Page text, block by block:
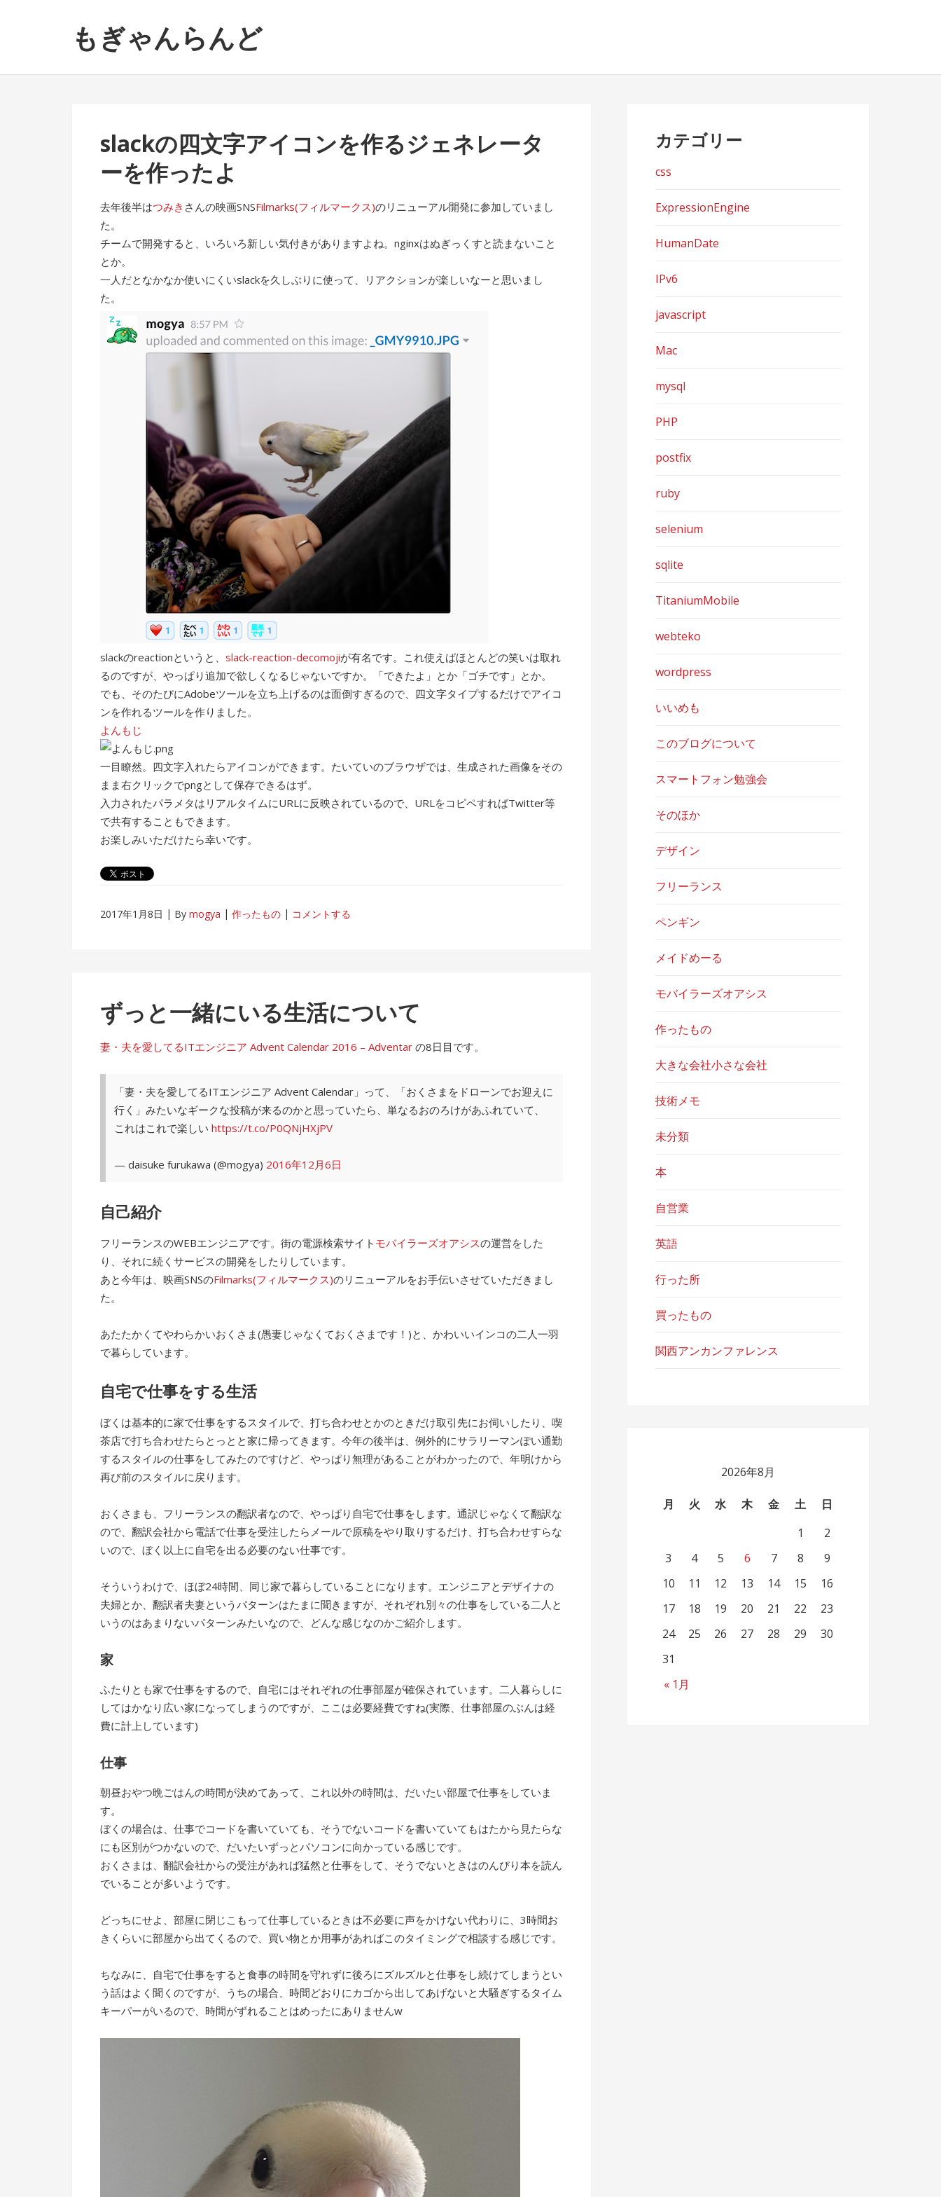
ビ
ゲ
ン
テ
もぎゃんらんど
slackの四文字アイコンを作るジェネレータ
ーを作ったよ
去年後半はつみき さんの映画SNSFilmarks(フィルマークス)のリニューアル開発に参加していまし
た。
チームで開発すると、いろいろ新しい気付きがありますよね。nginxはぬぎっくすと読まないこと
とか。
一人だとなかなか使いにくいslackを久しぶりに使って、リアクションが楽しいなーと思いまし
た。
slackのreactionというと、 slack-reaction-decomojiが有名です。これ使えばほとんどの笑いは取れ
るのですが、やっぱり追加で欲しくなるじゃないですか。「できたよ」とか「ゴチです」とか。
でも、そのたびにAdobeツールを立ち上げるのは面倒すぎるので、四文字タイプするだけでアイコ
ンを作れるツールを作りました。
よんもじ
一目瞭然。四文字入れたらアイコンができます。たいていのブラウザでは、生成された画像をその
まま右クリックでpngとして保存できるはず。
入力されたパラメタはリアルタイムにURLに反映されているので、URLをコピペすればTwitter等
で共有することもできます。
お楽しみいただけたら幸いです。
2017年1月8日 By mogya 作ったもの コメントする
ずっと一緒にいる生活について
妻・夫を愛してるITエンジニア Advent Calendar 2016 – Adventar の8日目です。
「妻・夫を愛してるITエンジニア Advent Calendar」って、「おくさまをドローンでお迎えに
行く」みたいなギークな投稿が来るのかと思っていたら、単なるおのろけがあふれていて、
これはこれで楽しい https://t.co/P0QNjHXjPV
— daisuke furukawa (@mogya) 2016年12月6日
自己紹介
フリーランスのWEBエンジニアです。街の電源検索サイト モバイラーズオアシスの運営をした
り、それに続くサービスの開発をしたりしています。
あと今年は、映画SNSのFilmarks(フィルマークス)のリニューアルをお手伝いさせていただきまし
た。
あたたかくてやわらかいおくさま(愚妻じゃなくておくさまです！)と、かわいいインコの二人一羽
で暮らしています。
自宅で仕事をする生活
ぼくは基本的に家で仕事をするスタイルで、打ち合わせとかのときだけ取引先にお伺いしたり、喫
茶店で打ち合わせたらとっとと家に帰ってきます。今年の後半は、例外的にサラリーマンぽい通勤
するスタイルの仕事をしてみたのですけど、やっぱり無理があることがわかったので、年明けから
再び前のスタイルに戻ります。
おくさまも、フリーランスの翻訳者なので、やっぱり自宅で仕事をします。通訳じゃなくて翻訳な
ので、翻訳会社から電話で仕事を受注したらメールで原稿をやり取りするだけ、打ち合わせすらな
いので、ぼく以上に自宅を出る必要のない仕事です。
そういうわけで、ほぼ24時間、同じ家で暮らしていることになります。エンジニアとデザイナの
夫婦とか、翻訳者夫妻というパターンはたまに聞きますが、それぞれ別々の仕事をしている二人と
いうのはあまりないパターンみたいなので、どんな感じなのかご紹介します。
家
ふたりとも家で仕事をするので、自宅にはそれぞれの仕事部屋が確保されています。二人暮らしに
してはかなり広い家になってしまうのですが、ここは必要経費ですね(実際、仕事部屋のぶんは経
費に計上しています)
仕事
朝昼おやつ晩ごはんの時間が決めてあって、これ以外の時間は、だいたい部屋で仕事をしていま
す。
ぼくの場合は、仕事でコードを書いていても、そうでないコードを書いていてもはたから見たらな
にも区別がつかないので、だいたいずっとパソコンに向かっている感じです。
おくさまは、翻訳会社からの受注があれば猛然と仕事をして、そうでないときはのんびり本を読ん
でいることが多いようです。
どっちにせよ、部屋に閉じこもって仕事しているときは不必要に声をかけない代わりに、3時間お
きくらいに部屋から出てくるので、買い物とか用事があればこのタイミングで相談する感じです。
ちなみに、自宅で仕事をすると食事の時間を守れずに後ろにズルズルと仕事をし続けてしまうとい
う話はよく聞くのですが、うちの場合、時間どおりにカゴから出してあげないと大騒ぎするタイム
キーパーがいるので、時間がずれることはめったにありませんw
カテゴリー
css
ExpressionEngine
HumanDate
IPv6
javascript
Mac
mysql
PHP
postfix
ruby
selenium
sqlite
TitaniumMobile
webteko
wordpress
いいめも
このブログについて
スマートフォン勉強会
そのほか
デザイン
フリーランス
ペンギン
メイドめーる
モバイラーズオアシス
作ったもの
大きな会社小さな会社
技術メモ
未分類
本
自営業
英語
行った所
買ったもの
関西アンカンファレンス
2026年8月
月 火 水 木 金 土 日
« 1月
1
2
3
4 5 6 7 8
9
10
11 12 13 14 15
16
17
18 19 20 21 22
23
24
25 26 27 28 29
30
31